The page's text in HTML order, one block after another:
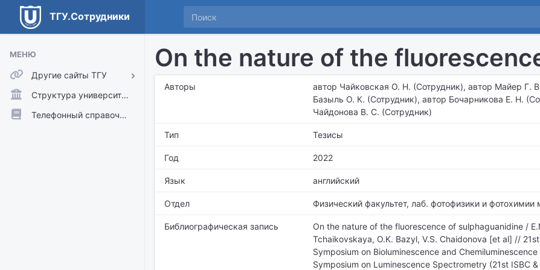
ТГУ.Сотрудники
МЕНЮ
Другие сайты ТГУ
ТГУ.Аккаунты
ТГУ.Расписание
Структура университета
Телефонный справочник
On the nature of the
Авторы
автор Чайковская О. Н. (Сотрудник), автор Майер Г.
Базыль О. К. (Сотрудник), автор Бочарникова Е. Н.
Чайдонова В. С. (Сотрудник)
Тип Тезисы
Год 2022
Язык английский
Отдел Физический факультет, лаб. фотофизики и фотохимии
Библиографическая запись
On the nature of the fluorescence of sulphaguanidine /
Tchaikovskaya, O.K. Bazyl, V.S. Chaidonova [et al] //
Symposium on Bioluminescence and
Symposium on Luminescence Spectrometry (21st ISBC &